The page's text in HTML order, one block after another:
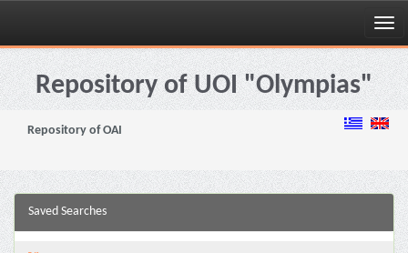
Skip
navigationRepository of UOI "Olympias"
Repository of OAI
Saved Searches